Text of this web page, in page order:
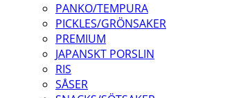
PANKO/TEMPURA
PICKLES/GRÖNSAKER
PREMIUM
JAPANSKT PORSLIN
RIS
SÅSER